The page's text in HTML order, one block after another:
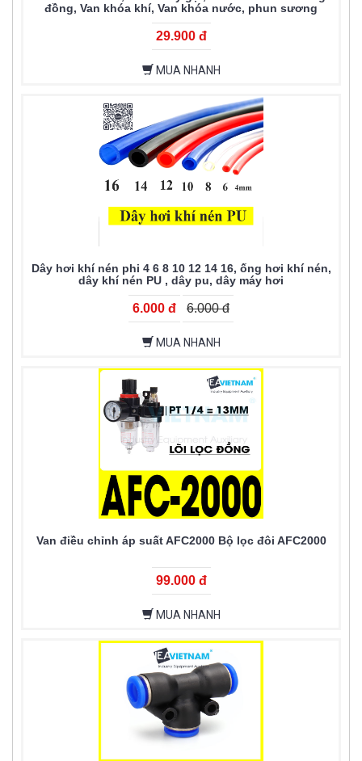
đồng, Van khóa khí, Van khóa nước, phun sương
29.900 đ
MUA NHANH
Dây hơi khí nén phi 4 6 8 10 12 14 16, ống hơi khí nén,
dây khí nén PU , dây pu, dây máy hơi
6.000 đ 6.000 đ
MUA NHANH
Van điều chỉnh áp suất AFC2000 Bộ lọc đôi AFC2000
99.000 đ
MUA NHANH